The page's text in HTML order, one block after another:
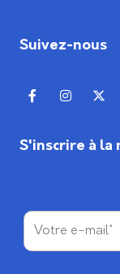
Suivez-nous
S'inscrire à